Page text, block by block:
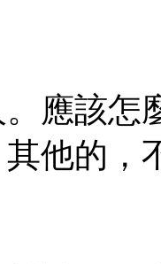
應該怎
他的，